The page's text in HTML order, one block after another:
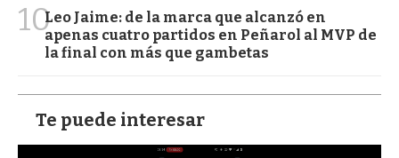
10Leo Jaime: de la marca que alcanzó en
apenas cuatro partidos en Peñarol al MVP de
la final con más que gambetas
Te puede interesar